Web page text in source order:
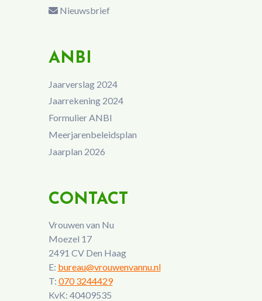
Nieuwsbrief
ANBI
Jaarverslag 2024
Jaarrekening 2024
Formulier ANBI
Meerjarenbeleidsplan
Jaarplan 2026
CONTACT
Vrouwen van Nu
Moezel 17
2491 CV Den Haag
E: bureau@vrouwenvannu.nl
T: 070 3244429
KvK: 40409535